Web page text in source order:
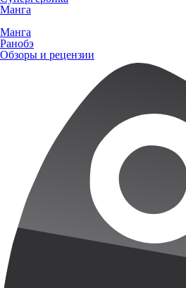
Манга
Манга
Ранобэ
Обзоры и рецензии